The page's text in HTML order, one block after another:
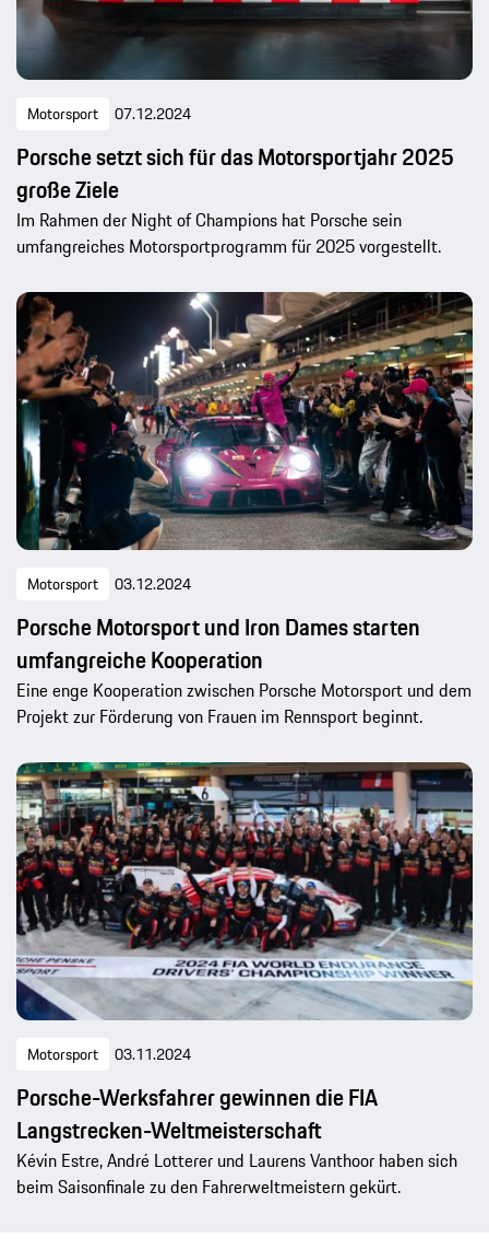
Motorsport 07.12.2024
Porsche setzt sich für das Motorsportjahr 2025
große Ziele
Im Rahmen der Night of Champions hat Porsche sein
umfangreiches Motorsportprogramm für 2025 vorgestellt.
Motorsport 03.12.2024
Porsche Motorsport und Iron Dames starten
umfangreiche Kooperation
Eine enge Kooperation zwischen Porsche Motorsport und dem
Projekt zur Förderung von Frauen im Rennsport beginnt.
Motorsport 03.11.2024
Porsche-Werksfahrer gewinnen die FIA
Langstrecken-Weltmeisterschaft
Kévin Estre, André Lotterer und Laurens Vanthoor haben sich
beim Saisonfinale zu den Fahrerweltmeistern gekürt.